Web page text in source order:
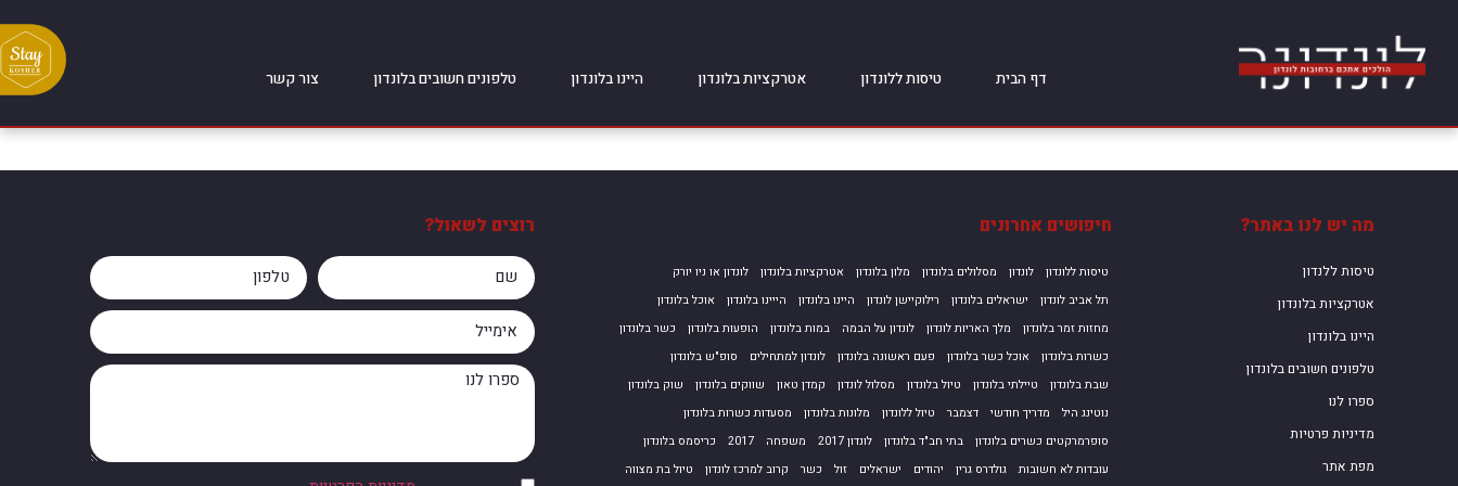
דף הבית טיסות ללונדון אטרקציות בלונדון היינו בלונדון טלפונים חשובים בלונדון צור קשר
מה יש לנו באתר?
טיסות ללנדון
אטרקציות בלונדון
היינו בלונדון
טלפונים חשובים בלונדון
ספרו לנו
מדיניות פרטיות
מפת אתר
חיפושים אחרונים
טיסות ללונדון לונדון מסלולים בלונדון מלון בלונדון אטרקציות בלונדון
לונדון או ניו יורק
תל אביב לונדון
ישראלים בלונדון רילוקיישן לונדון היינו בלונדון הייינו בלונדון
אוכל בלונדון
מחזות זמר בלונדון
מלך האריות לונדון לונדון על הבמה במות בלונדון הופעות בלונדון
כשר בלונדון
כשרות בלונדון
אוכל כשר בלונדון פעם ראשונה בלונדון לונדון למתחילים
סופ"ש בלונדון
שבת בלונדון
טיילתי בלונדון טיול בלונדון מסלול לונדון קמדן טאון שווקים בלונדון
שוק בלונדון
נוטינג היל
מדריך חודשי דצמבר טיול ללונדון מלונות בלונדון
מסעדות כשרות בלונדון
סופרמרקטים כשרים בלונדון
בתי חב"ד בלונדון לונדון 2017 משפחה 2017
כריסמס בלונדון
עובדות לא חשובות
גולדרס גרין יהודים ישראלים זול כשר קרוב למרכז לונדון טיול בת מצווה
רוצים לשאול?